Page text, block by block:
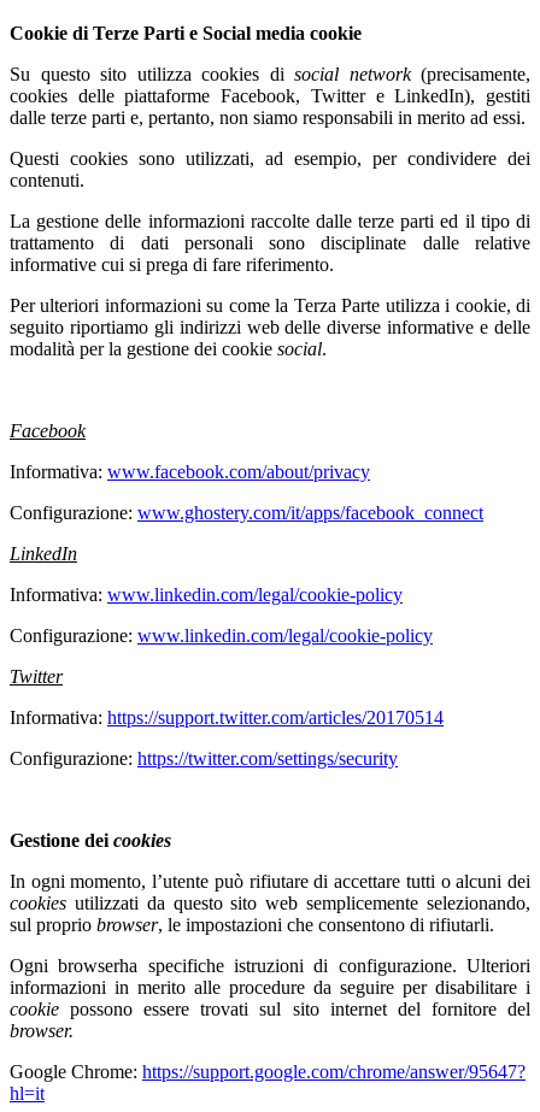
Cookie di Terze Parti e Social media cookie
Su questo sito utilizza cookies di social network(precisamente,
cookies delle piattaforme Facebook, Twitter e LinkedIn), gestiti
dalle terze parti e, pertanto, non siamo responsabili in merito ad essi.
Questi cookies sono utilizzati, ad esempio, per condividere dei
contenuti.
La gestione delle informazioni raccolte dalle terze parti ed il tipo di
trattamento di dati personali sono disciplinate dalle relative
informative cui si prega di fare riferimento.
Per ulteriori informazioni su come la Terza Parte utilizza i cookie, di
seguito riportiamo gli indirizzi web delle diverse informative e delle
modalità per la gestione dei cookie social.
Facebook
Informativa: www.facebook.com/about/privacy
Configurazione: www.ghostery.com/it/apps/facebook_connect
LinkedIn
Informativa: www.linkedin.com/legal/cookie-policy
Configurazione: www.linkedin.com/legal/cookie-policy
Twitter
Informativa: https://support.twitter.com/articles/20170514
Configurazione: https://twitter.com/settings/security
Gestione dei cookies
In ogni momento, l’utente può rifiutare di accettare tutti o alcuni dei
cookies utilizzati da questo sito web semplicemente selezionando,
sul proprio browser, le impostazioni che consentono di rifiutarli.
Ogni browserha specifiche istruzioni di configurazione. Ulteriori
informazioni in merito alle procedure da seguire per disabilitare i
cookiepossono essere trovati sul sito internet del fornitore del
browser.
Google Chrome: https://support.google.com/chrome/answer/95647?
hl=it